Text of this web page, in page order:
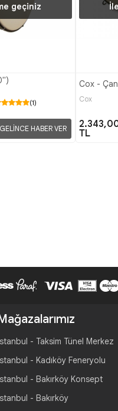
geçiniz
(1)
GELİNCE HABER VER
Cox -
Cox
TL
- Taksim Tünel Merkez
- Kadıköy Feneryolu
- Bakırköy Konsept
- Bakırköy